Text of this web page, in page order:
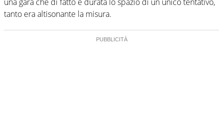
tanto era altisonante la misura.